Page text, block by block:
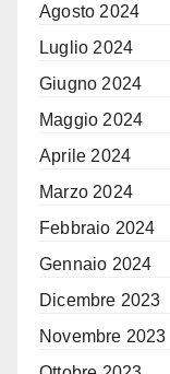
Agosto 2024
Luglio 2024
Giugno 2024
Maggio 2024
Aprile 2024
Marzo 2024
Febbraio 2024
Gennaio 2024
Dicembre 2023
Novembre 2023